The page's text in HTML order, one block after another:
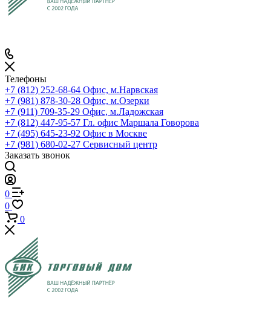
Телефоны
+7 (812) 252-68-64 Офис, м.Нарвская
+7 (981) 878-30-28 Офис, м.Озерки
+7 (911) 709-35-29 Офис, м.Ладожская
+7 (812) 447-95-57 Гл. офис Маршала Говорова
+7 (495) 645-23-92 Офис в Москве
+7 (981) 680-02-27 Сервисный центр
Заказать звонок
0
0
0